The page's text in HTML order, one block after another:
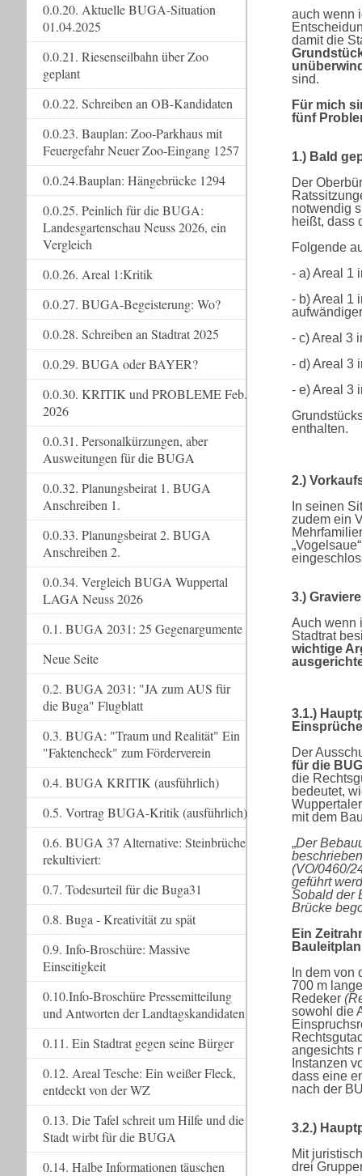
auch wenn
damit die
sind.
Für mich
fünf
1.) Bald
Der
notwendig
heißt, dass
Folgende
- a) Areal 1
- b) Areal 1
- c) Areal 3
- d) Areal 3
- e) Areal 3
enthalten.
2.)
In seinen
zudem ein
3.)
Auch wenn
Stadtrat
wichtige
3.1.)
Der
für die
die
bedeutet,
mit dem
„Der
(VO/0460/
geführt
Sobald der
Brücke
Ein
In dem von
700 m
Redeker
sowohl die
angesichts
Instanzen
dass eine
nach der
3.2.)
Mit
drei
0.0.20. Aktuelle BUGA-Situation
01.04.2025
0.0.21. Riesenseilbahn über Zoo
geplant
0.0.22. Schreiben an OB-Kandidaten
0.0.23. Bauplan: Zoo-Parkhaus mit
Feuergefahr Neuer Zoo-Eingang 1257
0.0.24.Bauplan: Hängebrücke 1294
0.0.25. Peinlich für die BUGA:
Landesgartenschau Neuss 2026, ein
Vergleich
0.0.26. Areal 1:Kritik
0.0.27. BUGA-Begeisterung: Wo?
0.0.28. Schreiben an Stadtrat 2025
0.0.29. BUGA oder BAYER?
0.0.30. KRITIK und PROBLEME Feb.
2026
0.0.31. Personalkürzungen, aber
Ausweitungen für die BUGA
0.0.32. Planungsbeirat 1. BUGA
Anschreiben 1.
0.0.33. Planungsbeirat 2. BUGA
Anschreiben 2.
0.0.34. Vergleich BUGA Wuppertal
LAGA Neuss 2026
0.1. BUGA 2031: 25 Gegenargumente
Neue Seite
0.2. BUGA 2031: "JA zum AUS für
die Buga" Flugblatt
0.3. BUGA: "Traum und Realität" Ein
"Faktencheck" zum Förderverein
0.4. BUGA KRITIK (ausführlich)
0.5. Vortrag BUGA-Kritik (ausführlich)
0.6. BUGA 37 Alternative: Steinbrüche
rekultiviert:
0.7. Todesurteil für die Buga31
0.8. Buga - Kreativität zu spät
0.9. Info-Broschüre: Massive
Einseitigkeit
0.10.Info-Broschüre Pressemitteilung
und Antworten der Landtagskandidaten
0.11. Ein Stadtrat gegen seine Bürger
0.12. Areal Tesche: Ein weißer Fleck,
entdeckt von der WZ
0.13. Die Tafel schreit um Hilfe und die
Stadt wirbt für die BUGA
0.14. Halbe Informationen täuschen